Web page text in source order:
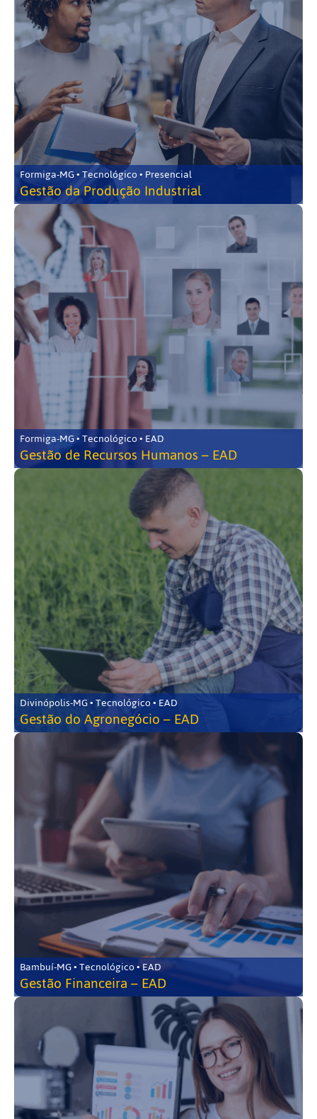
Formiga-MG • Tecnológico • Presencial
Gestão da Produção Industrial
Formiga-MG • Tecnológico • EAD
Gestão de Recursos Humanos – EAD
Divinópolis-MG • Tecnológico • EAD
Gestão do Agronegócio – EAD
Bambuí-MG • Tecnológico • EAD
Gestão Financeira – EAD